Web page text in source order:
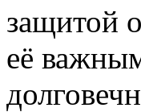
защитой
её